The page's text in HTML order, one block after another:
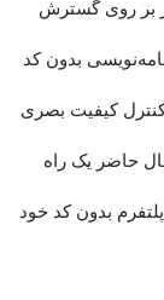
بر روی گسترش
بدون کد
کیفیت بصری
حاضر یک راه
بدون کد خود